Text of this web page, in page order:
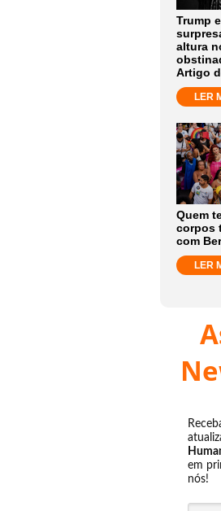
Trump
altura
Artigo
LER
Quem
corpos
com
LER
em
nós!